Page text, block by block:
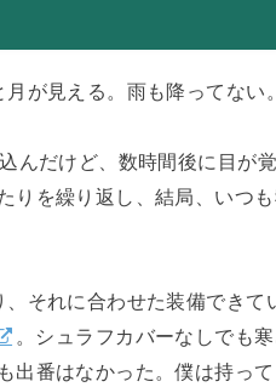
が見える。雨も降ってない
んだけど、数時間後に目が
りを繰り返し、結局、いつ
それに合わせた装備でき
。シュラフカバーなしでも
出番はなかった。僕は持っ